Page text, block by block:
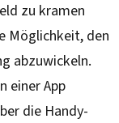
zu kramen
Möglichkeit, den
abzuwickeln.
einer App
die Handy-